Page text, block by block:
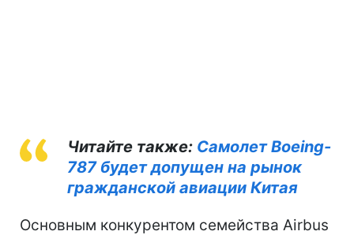
Читайте также: Самолет Boeing-
787 будет допущен на рынок
гражданской авиации Китая
Основным конкурентом семейства Airbus